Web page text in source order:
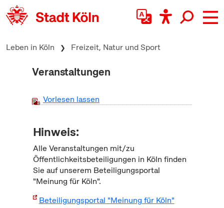
zum Inhalt springen
Leben in Köln Freizeit, Natur und Sport
Veranstaltungen
Vorlesen lassen
Hinweis:
Alle Veranstaltungen mit/zu
Öffentlichkeitsbeteiligungen in Köln finden
Sie auf unserem Beteiligungsportal
"Meinung für Köln".
Beteiligungsportal "Meinung für Köln"